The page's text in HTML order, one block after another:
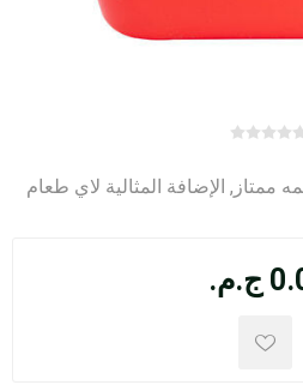
الإضافة المثالية لاي طعام
ج.م.